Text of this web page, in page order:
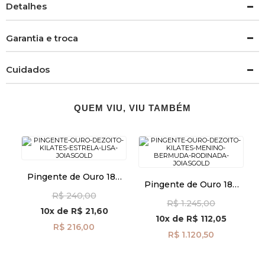
Detalhes
Garantia e troca
Cuidados
QUEM VIU, VIU TAMBÉM
Pingente de Ouro 18k
R$ 240,00
10xde R$ 21,60
R$ 216,00
Pingente de Ouro 18k
Rodinada pi24508
R$ 1.245,00
10x de R$ 112,05
R$ 1.120,50